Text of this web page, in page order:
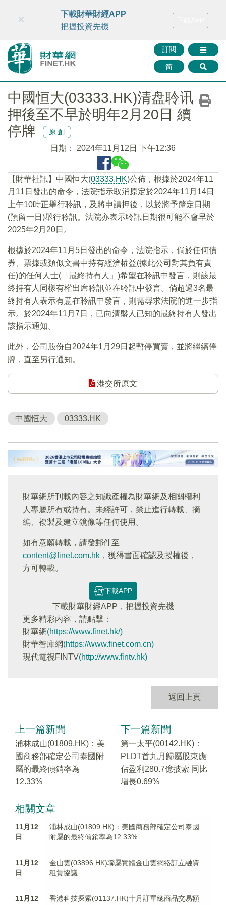
財華智庫網 FINTV FINMETA 財華證券 媒體矩陣
訂閱
简
×
下載財華財經APP
把握投資先機
中國恒大(03333.HK)清盘聆讯
押後至不早於明年2月20日 續
停牌
原創
日期： 2024年11月12日 下午12:36
【財華社訊】中國恒大(03333.HK)公佈，根據於2024年11
月11日發出的命令，法院指示取消原定於2024年11月14日
上午10時正舉行聆訊，及將申請押後，以於將予釐定日期
(預留一日)舉行聆訊。法院亦表示聆訊日期很可能不會早於
2025年2月20日。
根據於2024年11月5日發出的命令，法院指示，倘於任何債
券、票據或類似文書中持有經濟權益(據此公司對其負有責
任)的任何人士(「最終持有人」)希望在聆訊中發言，則該最
終持有人同樣有權出席聆訊並在聆訊中發言。倘超過3名最
終持有人表示有意在聆訊中發言，則需尋求法院的進一步指
示。於2024年11月7日，已向清盤人已知的最終持有人發出
該指示通知。
此外，公司股份自2024年1月29日起暫停買賣，並將繼續停
牌，直至另行通知。
港交所原文
中國恒大 03333.HK
財華網所刊載內容之知識產權為財華網及相關權利
人專屬所有或持有。未經許可，禁止進行轉載、摘
編、複製及建立鏡像等任何使用。
如有意願轉載，請發郵件至
content@finet.com.hk ，獲得書面確認及授權後，
方可轉載。
下載APP
下載財華財經APP，把握投資先機
更多精彩内容，請點擊：
財華網(https://www.finet.hk/)
財華智庫網(https://www.finet.com.cn)
現代電視FINTV(http://www.fintv.hk)
返回上頁
上一篇新聞
浦林成山(01809.HK)：美
國商務部確定公司泰國附
屬的最終傾銷率為
12.33%
下一篇新聞
第一太平(00142.HK)：
PLDT首九月歸屬股東應
佔盈利280.7億披索 同比
增長0.69%
相關文章
11月12
日
浦林成山(01809.HK)：美國商務部確定公司泰國
附屬的最終傾銷率為12.33%
11月12
日
金山雲(03896.HK)聯屬實體金山雲網絡訂立融資
租賃協議
11月12
香港科技探索(01137.HK)十月訂單總商品交易額